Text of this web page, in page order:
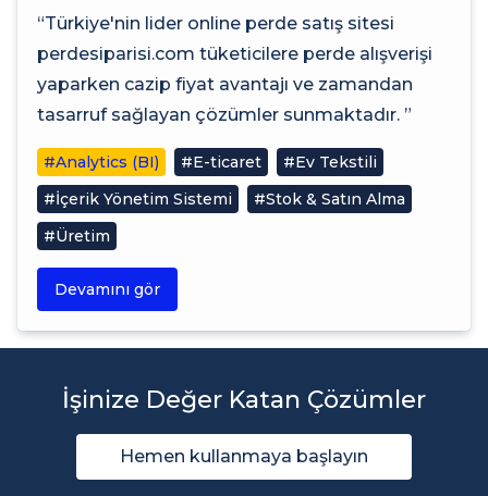
“Türkiye'nin lider online perde satış sitesi
perdesiparisi.com tüketicilere perde alışverişi
yaparken cazip fiyat avantajı ve zamandan
tasarruf sağlayan çözümler sunmaktadır. ”
#Analytics (BI) #E-ticaret
#Ev Tekstili
#İçerik Yönetim Sistemi
#Stok & Satın Alma
#Üretim
Devamını gör
İşinize Değer Katan Çözümler
Hemen kullanmaya başlayın